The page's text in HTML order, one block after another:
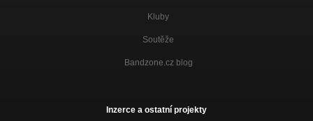
Kluby
Soutěže
Bandzone.cz blog
Inzerce a ostatní projekty